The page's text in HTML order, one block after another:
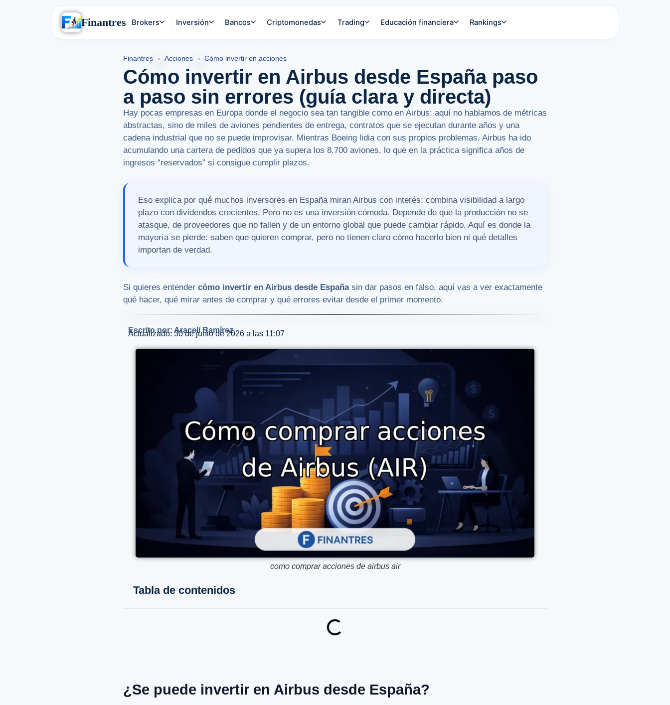
Finantres Brokers Inversión Bancos Criptomonedas Trading Educación financiera Rankings
Finantres » Acciones » Cómo invertir en acciones
Cómo invertir en Airbus desde España paso
a paso sin errores (guía clara y directa)
Hay pocas empresas en Europa donde el negocio sea tan tangible como en Airbus: aquí no hablamos de métricas
abstractas, sino de miles de aviones pendientes de entrega, contratos que se ejecutan durante años y una
cadena industrial que no se puede improvisar. Mientras Boeing lidia con sus propios problemas, Airbus ha ido
acumulando una cartera de pedidos que ya supera los 8.700 aviones, lo que en la práctica significa años de
ingresos “reservados” si consigue cumplir plazos.
Eso explica por qué muchos inversores en España miran Airbus con interés: combina visibilidad a largo
plazo con dividendos crecientes. Pero no es una inversión cómoda. Depende de que la producción no se
atasque, de proveedores que no fallen y de un entorno global que puede cambiar rápido. Aquí es donde la
mayoría se pierde: saben que quieren comprar, pero no tienen claro cómo hacerlo bien ni qué detalles
importan de verdad.
Si quieres entender cómo invertir en Airbus desde Españasin dar pasos en falso, aquí vas a ver exactamente
qué hacer, qué mirar antes de comprar y qué errores evitar desde el primer momento.
Escrito por: Araceli Ramírez
Actualizado: 30 de junio de 2026 a las 11:07
como comprar acciones de airbus air
Tabla de contenidos
¿Se puede invertir en Airbus desde España?